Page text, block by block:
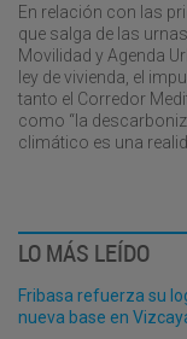
En relación con las
que salga de las
Movilidad y Agenda
ley de vivienda, el
tanto el Corredor
como “la
climático es una
LO MÁS LEÍDO
Fribasa refuerza su
nueva base en